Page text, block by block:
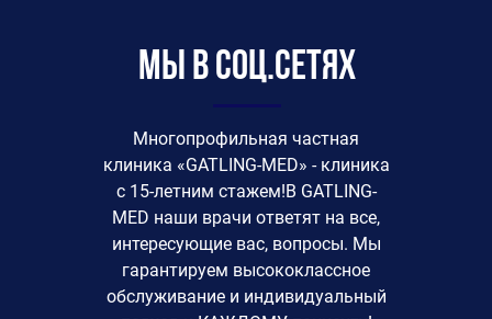
Мы в соц.сетях
Многопрофильная частная
клиника «GATLING-MED» - клиника
с 15-летним стажем!В GATLING-
MED наши врачи ответят на все,
интересующие вас, вопросы. Мы
гарантируем высококлассное
обслуживание и индивидуальный